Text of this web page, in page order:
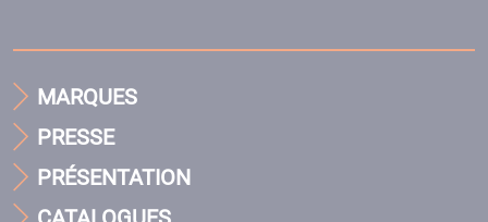
MARQUES
PRESSE
PRÉSENTATION